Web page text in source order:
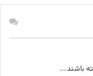
باشند....